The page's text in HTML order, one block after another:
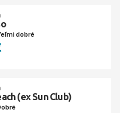
dobré
(ex Sun Club)